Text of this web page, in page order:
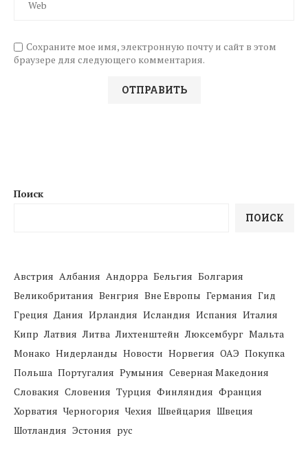
Сохраните мое имя, электронную почту и сайт в этом
браузере для следующего комментария.
Поиск
ПОИСК
Австрия Албания Андорра Бельгия Болгария
Великобритания Венгрия Вне Европы Германия Гид
Греция Дания Ирландия Исландия Испания Италия
Кипр Латвия Литва Лихтенштейн Люксембург Мальта
Монако Нидерланды Новости Норвегия ОАЭ Покупка
Польша Португалия Румыния Северная Македония
Словакия Словения Турция Финляндия Франция
Хорватия Черногория Чехия Швейцария Швеция
Шотландия Эстония рус